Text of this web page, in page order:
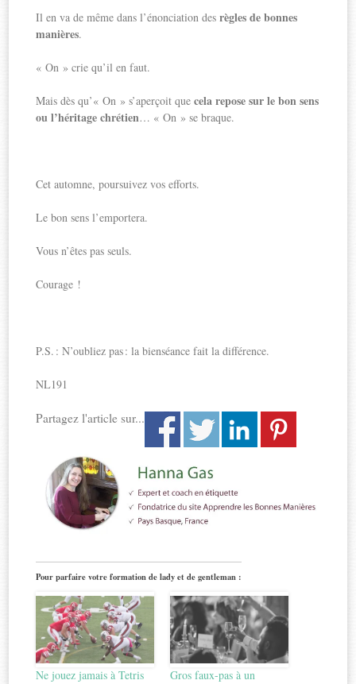
Il en va de même dans l’énonciation desrègles de bonnes
manières.
« On » crie qu’il en faut.
Mais dès qu’« On » s’aperçoit quecela repose sur le bon sens
ou l’héritage chrétien… « On » se braque.
Cet automne, poursuivez vos efforts.
Le bon sens l’emportera.
Vous n’êtes pas seuls.
Courage !
P.S. : N’oubliez pas : la bienséance fait la différence.
NL191
Partagez l'article sur...
Pour parfaire votre formation de lady et de gentleman :
Ne jouez jamais à Tetris
Gros faux-pas à un